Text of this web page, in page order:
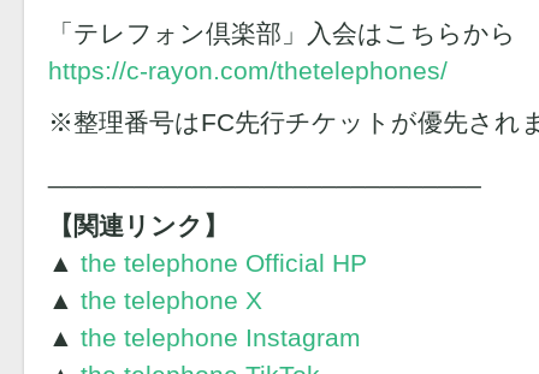
「テレフォン倶楽部」入会はこちらから
https://c-rayon.com/thetelephones/
※整理番号はFC先行チケットが優先され
【関連リンク】
▲ the telephone Official HP
▲ the telephone X
▲ the telephone Instagram